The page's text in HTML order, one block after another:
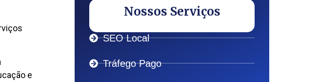
e
Nossos Serviços
SEO Local
Tráfego Pago